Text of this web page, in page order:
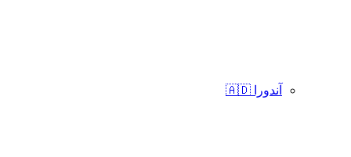
آندورا 🇦🇩